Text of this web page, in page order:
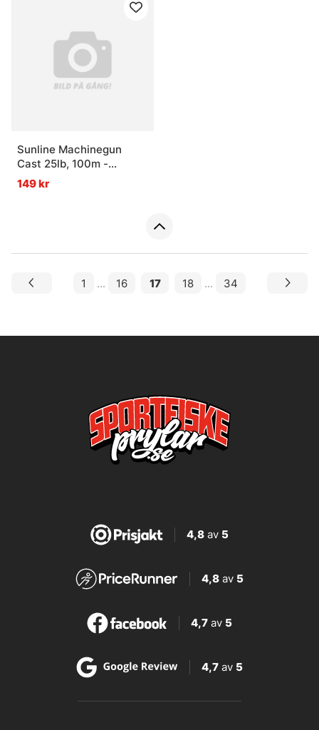
Sunline Machinegun
Cast 25lb, 100m -
0,405mm
149 kr
1 ... 16 17 18 ... 34
4,8av 5
4,8 av 5
4,7 av 5
4,7 av 5